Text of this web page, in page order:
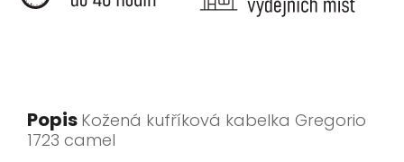
Popis Kožená kufříková kabelka Gregorio
1723 camel